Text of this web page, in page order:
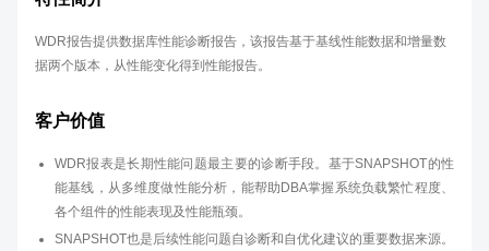
WDR报告提供数据库性能诊断报告，该报告基于基线性能数据和增量数
据两个版本，从性能变化得到性能报告。
客户价值
WDR报表是长期性能问题最主要的诊断手段。基于SNAPSHOT的性
能基线，从多维度做性能分析，能帮助DBA掌握系统负载繁忙程度、
各个组件的性能表现及性能瓶颈。
SNAPSHOT也是后续性能问题自诊断和自优化建议的重要数据来源。